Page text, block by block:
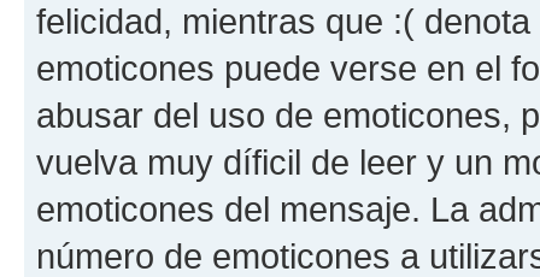
felicidad, mientras que :(
emoticones puede verse en el
abusar del uso de emoticones,
vuelva muy díficil de leer y un
emoticones del mensaje. La
número de emoticones a